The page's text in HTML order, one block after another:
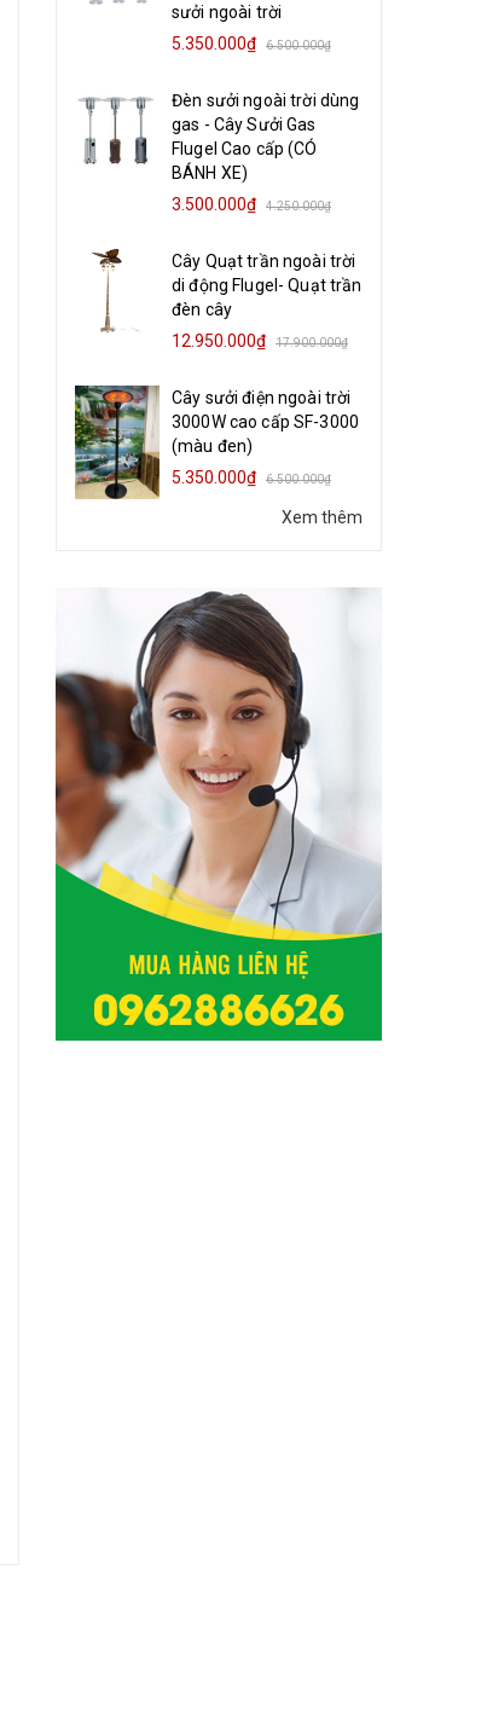
sưởi ngoài trời
5.350.000₫
6.500.000₫
Đèn sưởi ngoài trời dùng
gas - Cây Sưởi Gas
Flugel Cao cấp (CÓ
BÁNH XE)
3.500.000₫
4.250.000₫
Cây Quạt trần ngoài trời
di động Flugel- Quạt trần
đèn cây
12.950.000₫
17.900.000₫
Cây sưởi điện ngoài trời
3000W cao cấp SF-3000
(màu đen)
5.350.000₫
6.500.000₫
Xem thêm